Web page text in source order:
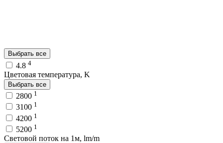
Выбрать все
4.8 4
Цветовая температура, K
Выбрать все
2800 1
3100 1
4200 1
5200 1
Световой поток на 1м, lm/m